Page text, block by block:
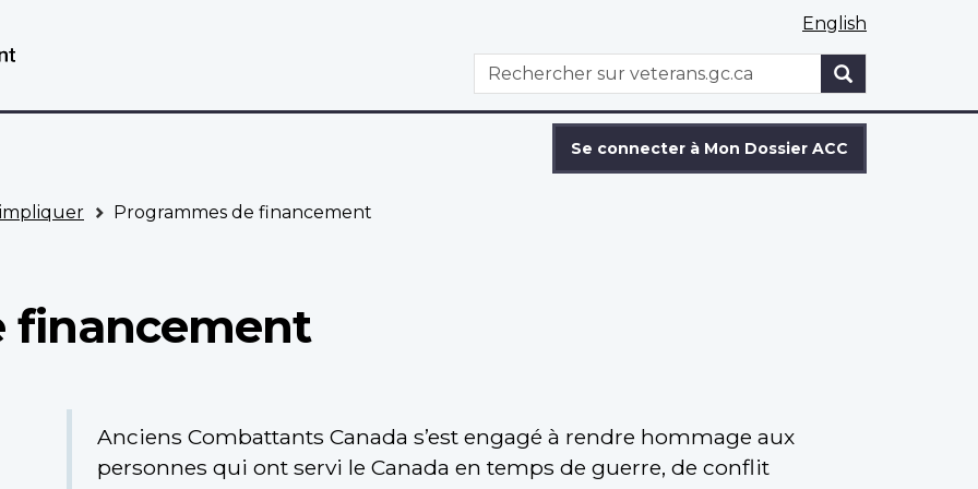
English
WxT
Search
Rechercher
Se connecter à Mon Dossier ACC
Programmes de financement
financement
Anciens Combattants Canada s’est engagé à rendre hommage aux
personnes qui ont servi le Canada en temps de guerre, de conflit